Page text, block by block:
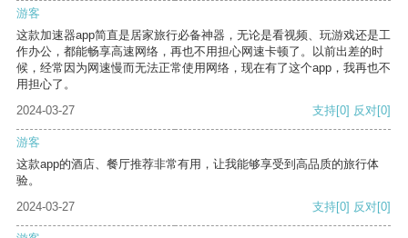
游客
这款加速器app简直是居家旅行必备神器，无论是看视频、玩游戏还是工
作办公，都能畅享高速网络，再也不用担心网速卡顿了。以前出差的时
候，经常因为网速慢而无法正常使用网络，现在有了这个app，我再也不
用担心了。
2024-03-27
支持[0] 反对[0]
游客
这款app的酒店、餐厅推荐非常有用，让我能够享受到高品质的旅行体
验。
2024-03-27
支持[0] 反对[0]